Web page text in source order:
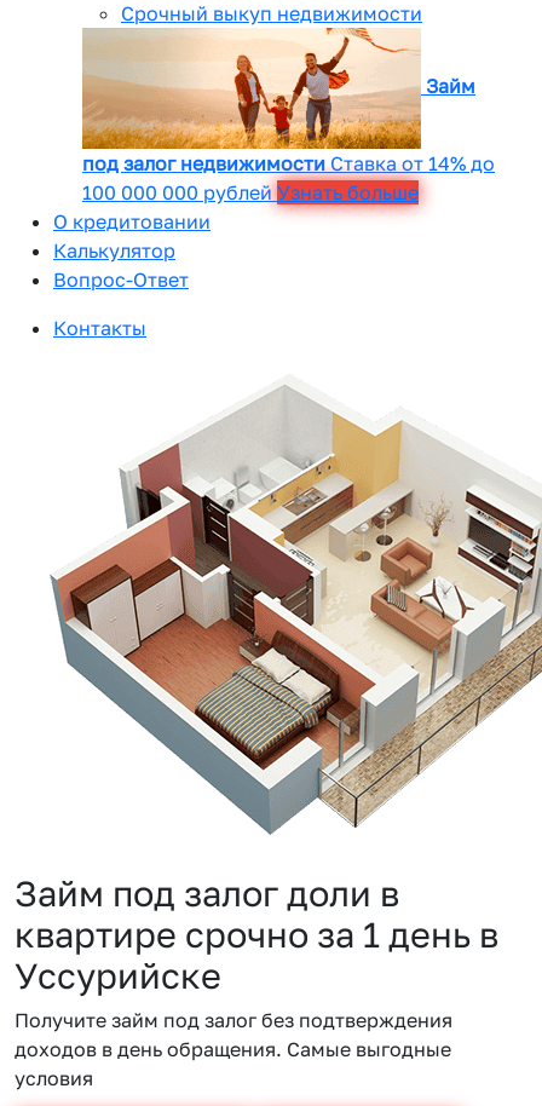
Срочный выкуп недвижимости
Займ
под залог недвижимости Ставка от 14% до
100 000 000 рублей Узнать больше
О кредитовании
Калькулятор
Вопрос-Ответ
Контакты
Займ под залог доли в
квартире срочно за 1 день в
Уссурийске
Получите займ под залог без подтверждения
доходов в день обращения. Самые выгодные
условия